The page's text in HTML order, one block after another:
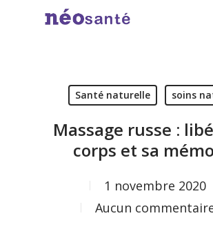
Santé naturelle soins
Massage russe :
corps et sa
1 novembre 2020
Aucun